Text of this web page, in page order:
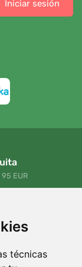
técnicas
Iniciar sesión
EUR
momento
más